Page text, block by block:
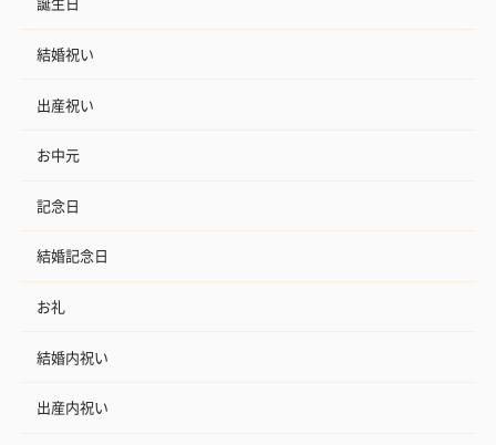
結婚祝い
出産祝い
お中元
記念日
結婚記念日
お礼
結婚内祝い
出産内祝い